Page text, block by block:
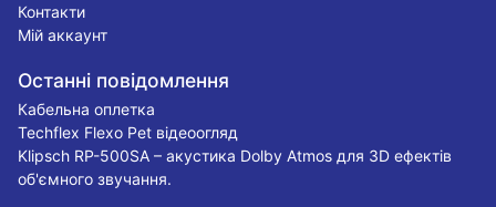
Контакти
Мій аккаунт
Останні повідомлення
Кабельна оплетка
Techflex Flexo Pet відеоогляд
Klipsch RP-500SA – акустика Dolby Atmos для 3D ефектів
об'ємного звучання.